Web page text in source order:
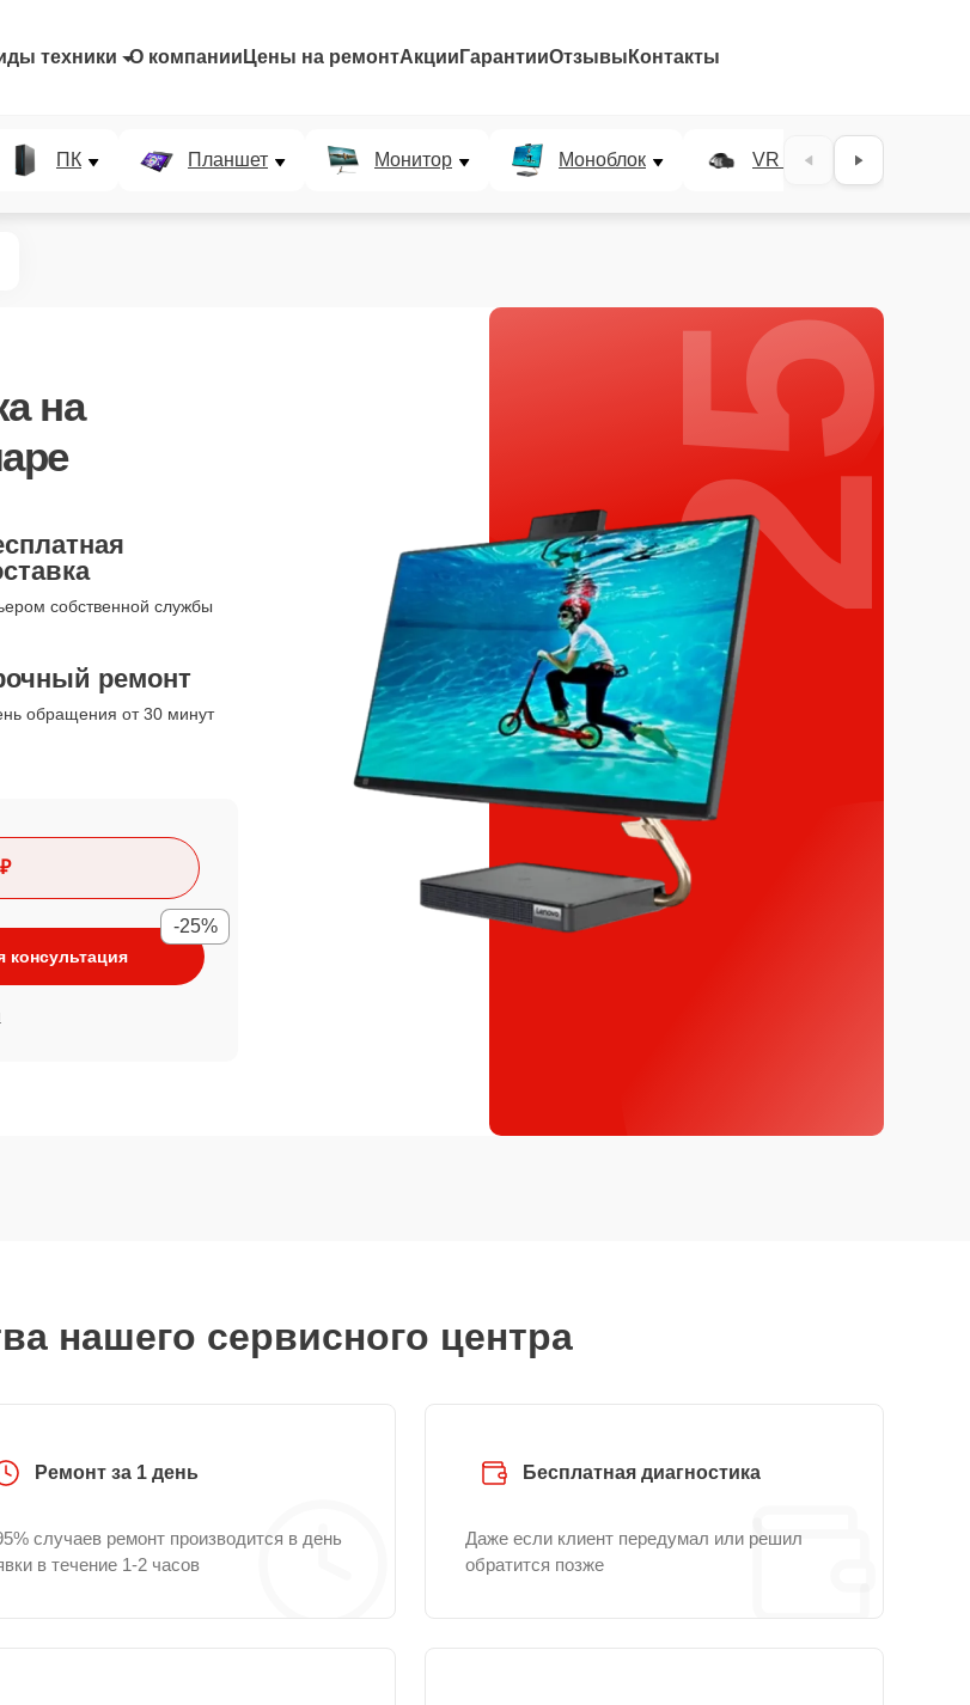
техники О компании Цены на ремонтАкции ГарантииОтзывы Контакты
ПК Планшет Монитор Моноблок VR система
на
собственной службы
ремонт
обращения от 30 минут
консультация
-25%
25%
нашего сервисного центра
Ремонт за 1 день
случаев ремонт производится в день
в течение 1-2 часов
Бесплатная диагностика
Даже если клиент передумал или решил
обратится позже